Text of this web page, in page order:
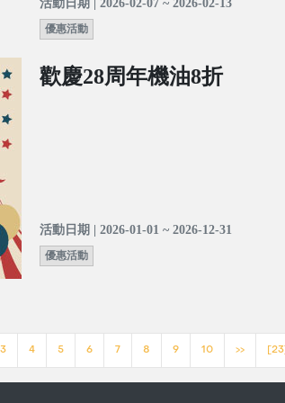
活動日期 | 2026-02-07 ~ 2026-02-13
優惠活動
歡慶28周年機油8折
活動日期 | 2026-01-01 ~ 2026-12-31
優惠活動
3 4 5 6 7 8 9 10 >> [23]